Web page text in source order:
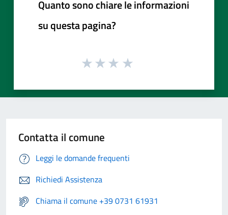
Quanto sono chiare le informazioni
su questa pagina?
Contatta il comune
Leggi le domande frequenti
Richiedi Assistenza
Chiama il comune +39 0731 61931